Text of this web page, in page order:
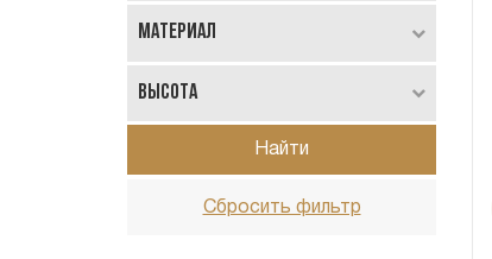
Материал
Высота
Найти
Сбросить фильтр